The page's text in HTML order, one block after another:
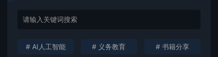
# AI人工智能 # 义务教育 # 书籍分享